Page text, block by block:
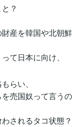
？
産を韓国や北朝鮮
て日本に向け、
らい、
売国奴って言うの
されるタコ状態？